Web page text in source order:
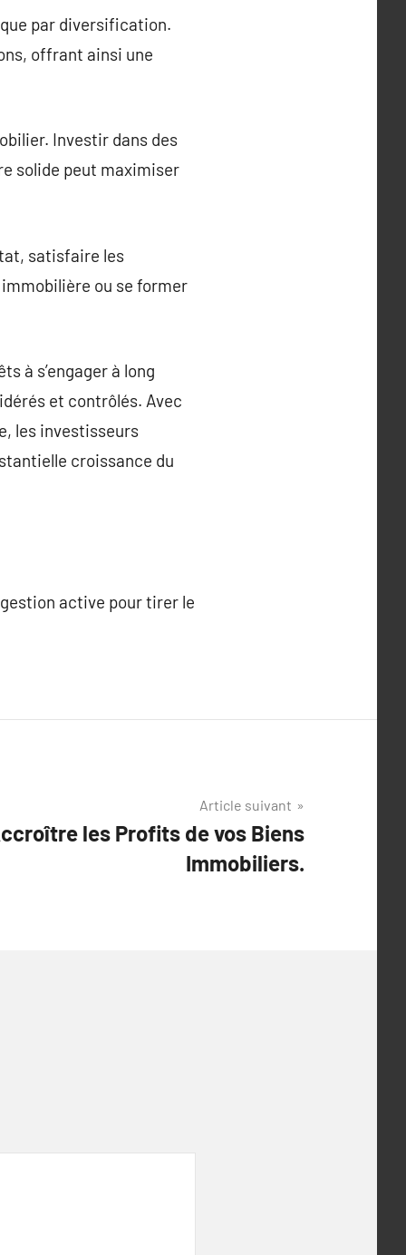
par diversification.
offrant ainsi une
Investir dans des
solide peut maximiser
satisfaire les
ou se former
à s’engager à long
et contrôlés. Avec
les investisseurs
croissance du
active pour tirer le
Article suivant
les Profits de vos Biens
Immobiliers.